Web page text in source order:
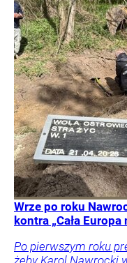
Wrze po roku
kontra „Cała
Po pierwszym roku
żeby Karol Nawrocki